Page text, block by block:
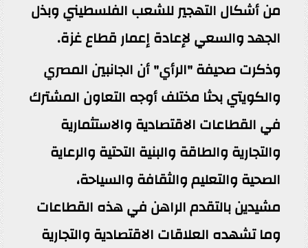
من أشكال التهجير للشعب الفلسطيني وبذل
الجهد والسعي لإعادة إعمار قطاع غزة.
وذكرت صحيفة "الرأي" أن الجانبين المصري
والكويتي بحثا مختلف أوجه التعاون المشترك
في القطاعات الاقتصادية والاستثمارية
والتجارية والطاقة والبنية التحتية والرعاية
الصحية والتعليم والثقافة والسياحة،
مشيدين بالتقدم الراهن في هذه القطاعات
وما تشهده العلاقات الاقتصادية والتجارية